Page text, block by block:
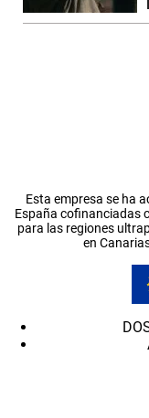
Esta empresa se ha
España cofinanciadas
para las regiones
en